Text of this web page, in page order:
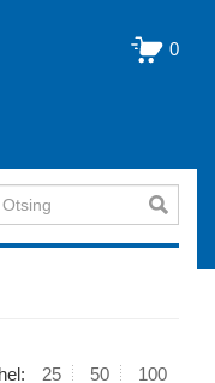
0
25 50 100